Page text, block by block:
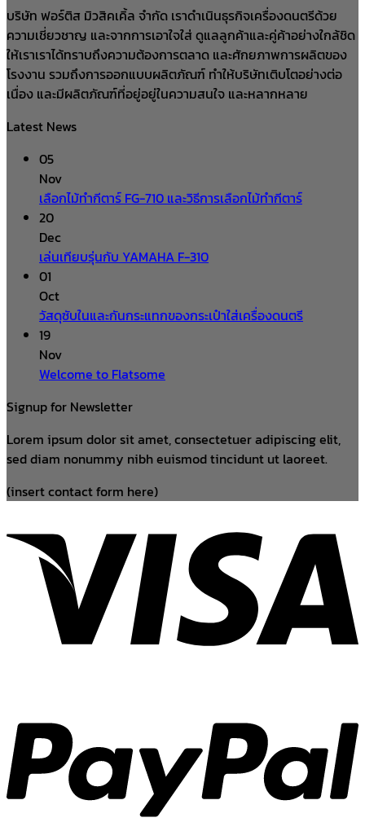
บริษัท ฟอร์ติส มิวสิคเคิ้ล จำกัด เราดำเนินธุรกิจเครื่องดนตรีด้วย
ความเชี่ยวชาญ และจากการเอาใจใส่ ดูแลลูกค้าและคู่ค้าอย่างใกล้ชิด
ให้เราเราได้ทราบถึงความต้องการตลาด และศักยภาพการผลิตของ
โรงงาน รวมถึงการออกแบบผลิตภัณฑ์ ทำให้บริษัทเติบโตอย่างต่อ
เนื่อง และมีผลิตภัณฑ์ที่อยู่อยู่ในความสนใจ และหลากหลาย
Latest News
05
Nov
เลือกไม้ทำกีตาร์ FG-710 และวิธีการเลือกไม้ทำกีตาร์
20
Dec
เล่นเทียบรุ่นกับ YAMAHA F-310
01
Oct
วัสดุซับในและกันกระแทกของกระเป๋าใส่เครื่องดนตรี
19
Nov
Welcome to Flatsome
Signup for Newsletter
Lorem ipsum dolor sit amet, consectetuer adipiscing elit,
sed diam nonummy nibh euismod tincidunt ut laoreet.
(insert contact form here)